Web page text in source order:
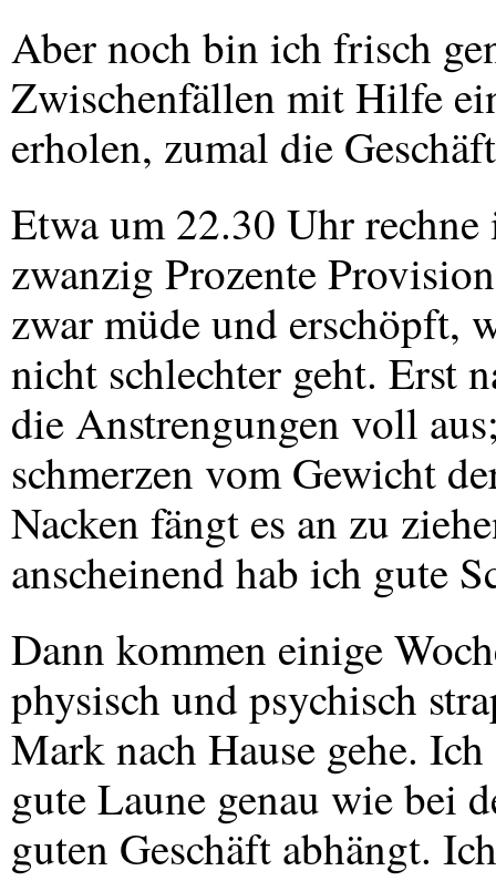
Aber noch bin ich frisch
Zwischenfällen mit Hilfe
erholen, zumal die
Etwa um 22.30 Uhr
zwanzig Prozente
zwar müde und erschöpft,
nicht schlechter geht. Erst
die Anstrengungen voll
schmerzen vom Gewicht
Nacken fängt es an zu
anscheinend hab ich gute
Dann kommen einige
physisch und psychisch
Mark nach Hause gehe.
gute Laune genau wie bei
guten Geschäft abhängt.